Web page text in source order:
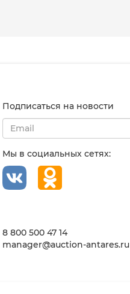
Подписаться на новости
Мы в социальных сетях:
8 800 500 47 14
manager@auction-antares.ru